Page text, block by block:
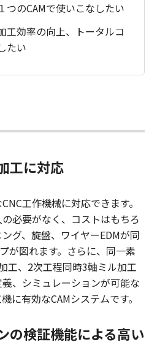
つのCAMで使いこなしたい
工効率の向上、トータルコ
たい
工に対応
工作機械に対応できます。
必要がなく、コストはもちろ
グ、旋盤、ワイヤーEDMが同
が図れます。さらに、同一素
工、2次工程同時3軸ミル加工
、シミュレーションが可能な
に有効なCAMシステムです。
の検証機能による高い